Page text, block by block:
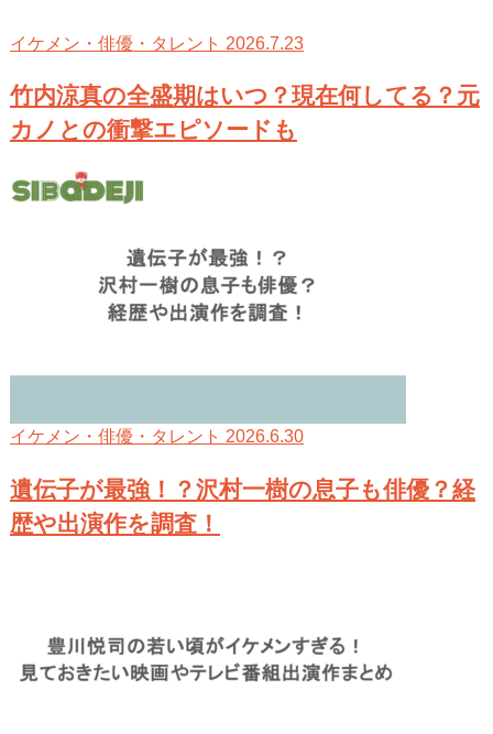
イケメン・俳優・タレント 2026.7.23
竹内涼真の全盛期はいつ？現在何してる？元
カノとの衝撃エピソードも
イケメン・俳優・タレント 2026.6.30
遺伝子が最強！？沢村一樹の息子も俳優？経
歴や出演作を調査！